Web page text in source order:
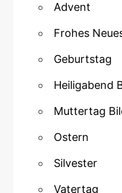
Advent
Frohes
Geburtstag
Heiligabend
Muttertag
Ostern
Silvester
Vatertag